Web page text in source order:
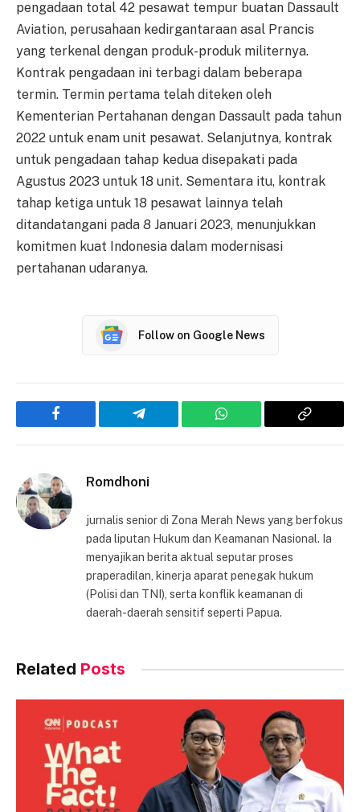
pengadaan total 42 pesawat tempur buatan Dassault
Aviation, perusahaan kedirgantaraan asal Prancis
yang terkenal dengan produk-produk militernya.
Kontrak pengadaan ini terbagi dalam beberapa
termin. Termin pertama telah diteken oleh
Kementerian Pertahanan dengan Dassault pada tahun
2022 untuk enam unit pesawat. Selanjutnya, kontrak
untuk pengadaan tahap kedua disepakati pada
Agustus 2023 untuk 18 unit. Sementara itu, kontrak
tahap ketiga untuk 18 pesawat lainnya telah
ditandatangani pada 8 Januari 2023, menunjukkan
komitmen kuat Indonesia dalam modernisasi
pertahanan udaranya.
Follow on Google News
Facebook Telegram WhatsApp
Copy
Romdhoni
jurnalis senior di Zona Merah News yang berfokus
pada liputan Hukum dan Keamanan Nasional. Ia
menyajikan berita aktual seputar proses
praperadilan, kinerja aparat penegak hukum
(Polisi dan TNI), serta konflik keamanan di
daerah-daerah sensitif seperti Papua.
Related Posts